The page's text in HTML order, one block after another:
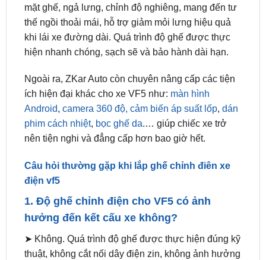
khi lái xe đường dài. Quá trình độ ghế được thực
hiện nhanh chóng, sạch sẽ và bảo hành dài hạn.
Ngoài ra, ZKar Auto còn chuyên nâng cấp các tiện
Android,camera 360 độ, cảm biến áp suất lốp, dán
phim cách nhiệt,bọc ghế da.… giúp chiếc xe trở
nên tiện nghi và đẳng cấp hơn bao giờ hết.
Câu hỏi thường gặp khi lắp ghế chỉnh điên xe
1. Độ ghế chỉnh điện cho VF5 có ảnh
hưởng đến kết cấu xe không?
➤ Không. Quá trình độ ghế được thực hiện đúng kỹ
thuật, không cắt nối dây điện zin, không ảnh hưởng
đến kết cấu hoặc hệ thống điện của xe.